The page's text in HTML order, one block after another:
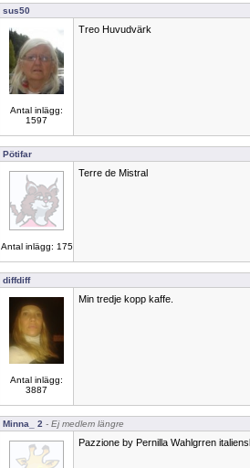
sus50
Antal inlägg:
1597
Treo Huvudvärk
Pötifar
Antal inlägg: 175
Terre de Mistral
diffdiff
Antal inlägg:
3887
Min tredje kopp kaffe.
Minna_ 2 - Ej medlem längre
Pazzione by Pernilla Wahlgrren